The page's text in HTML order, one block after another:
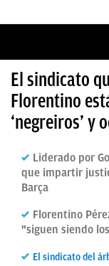
ÚLTIMAS
NOTICIAS
REAL
BALONCESTO
FICHAJES
DIRECTO
El sindicato
Florentino
‘negreiros’ y
Liderado por
que impartir
Barça
Florentino
"siguen siendo
El sindicato del
Sigue a